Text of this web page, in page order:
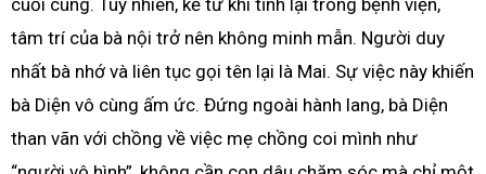
tâm trí của bà nội trở nên không minh mẫn. Người duy
nhất bà nhớ và liên tục gọi tên lại là Mai. Sự việc này khiến
bà Diện vô cùng ấm ức. Đứng ngoài hành lang, bà Diện
than vãn với chồng về việc mẹ chồng coi mình như